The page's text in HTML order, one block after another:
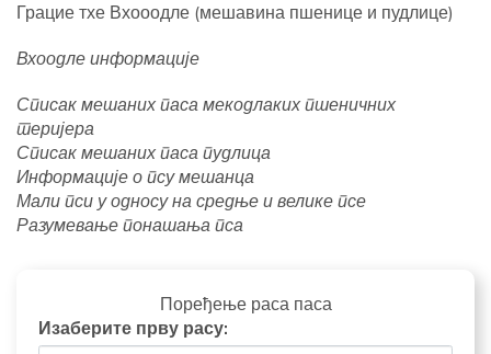
Грацие тхе Вхооодле (мешавина пшенице и пудлице)
Вхоодле информације
Списак мешаних паса мекодлаких пшеничних
теријера
Списак мешаних паса пудлица
Информације о псу мешанца
Мали пси у односу на средње и велике псе
Разумевање понашања пса
Поређење раса паса
Изаберите прву расу: